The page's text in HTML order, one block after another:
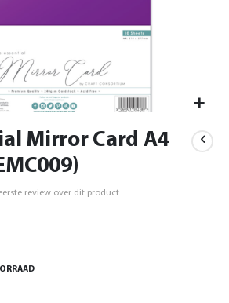
Mirror Card A4
review over dit product